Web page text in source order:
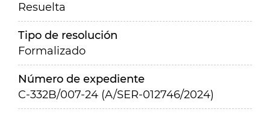
Resuelta
Tipo de resolución
Formalizado
Número de expediente
C-332B/007-24 (A/SER-012746/2024)